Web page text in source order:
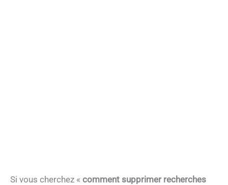
Si vous cherchez « comment supprimer recherches